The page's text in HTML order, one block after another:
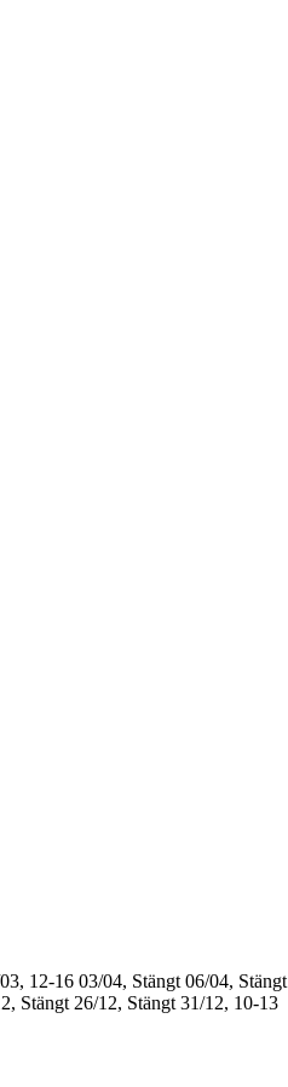
12-16 03/04, Stängt 06/04, Stängt
Stängt 26/12, Stängt 31/12, 10-13